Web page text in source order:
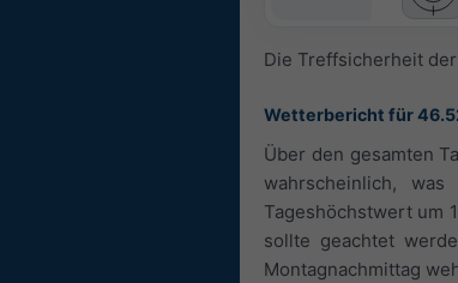
Die Treffsicherheit
Wetterbericht für
Über den gesamten
wahrscheinlich,
Tageshöchstwert um
sollte geachtet
Montagnachmittag